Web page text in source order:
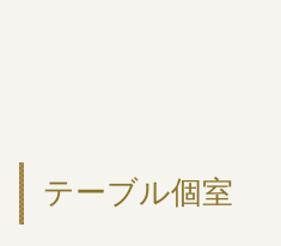
テーブル個室